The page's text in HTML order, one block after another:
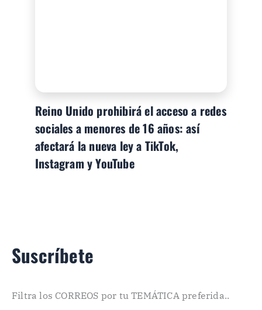
Reino Unido prohibirá el acceso a redes
sociales a menores de 16 años: así
afectará la nueva ley a TikTok,
Instagram y YouTube
Suscríbete
Filtra los CORREOS por tu TEMÁTICA preferida..